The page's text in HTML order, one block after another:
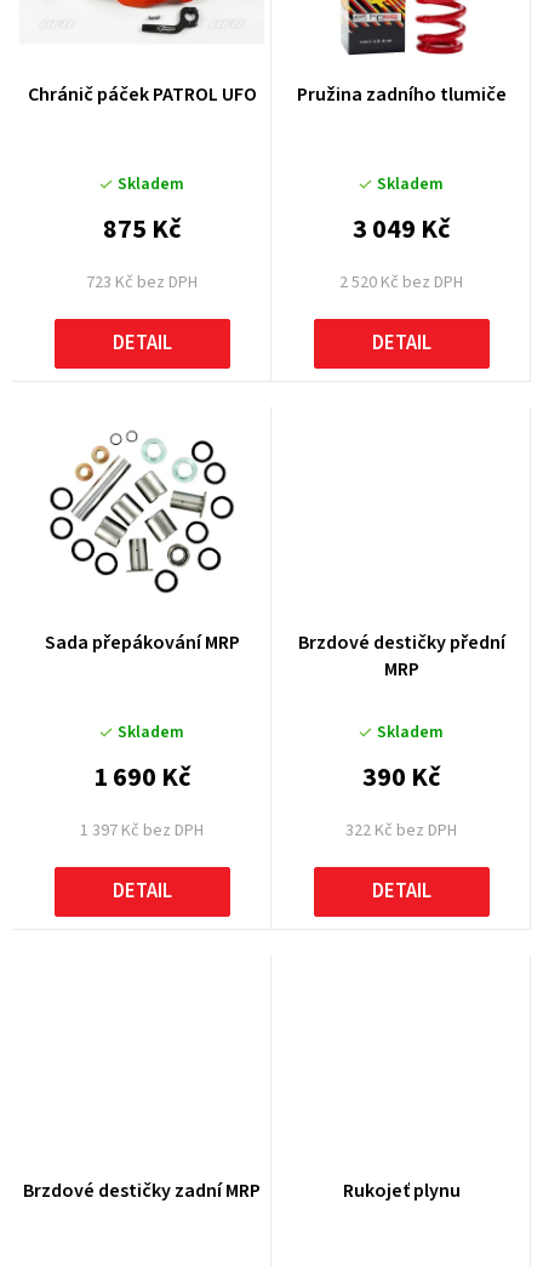
Chránič páček PATROL UFO
Skladem
723 Kč bez DPH
875 Kč
DETAIL
Pružina zadního tlumiče
Skladem
2 520 Kč bez DPH
3 049 Kč
DETAIL
Sada přepákování MRP
Skladem
1 397 Kč bez DPH
1 690 Kč
DETAIL
Brzdové destičky přední
MRP
Skladem
322 Kč bez DPH
390 Kč
DETAIL
Brzdové destičky zadní MRP Rukojeť plynu